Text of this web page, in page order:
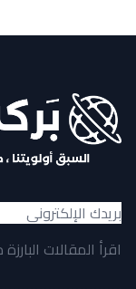
اقرأ المقالات